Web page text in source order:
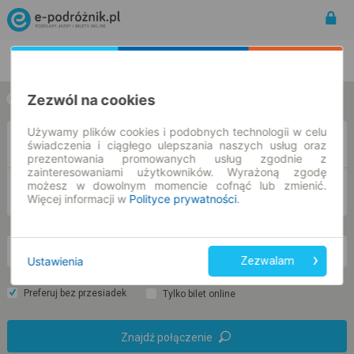
w jedną stronę w obie strony
DO
Preferuj bez przesiadek Tylko bilet online
Znajdź połączenie
Zezwól na cookies
Używamy plików cookies i podobnych technologii w celu
świadczenia i ciągłego ulepszania naszych usług oraz
prezentowania promowanych usług zgodnie z
zainteresowaniami użytkowników. Wyrażoną zgodę
możesz w dowolnym momencie cofnąć lub zmienić.
Więcej informacji w Polityce prywatności.
Ustawienia Zezwalam